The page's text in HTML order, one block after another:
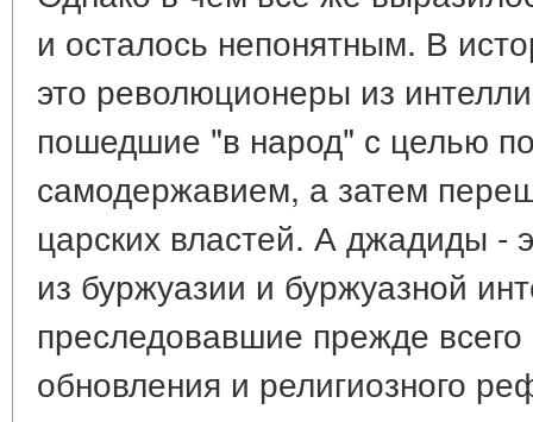
и осталось непонятным. В
это революционеры из
пошедшие "в народ" с целью
самодержавием, а затем
царских властей. А джадиды -
из буржуазии и буржуазной
преследовавшие прежде всего
обновления и религиозного